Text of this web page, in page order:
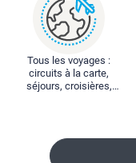
Tous les voyages :
circuits à la carte,
séjours, croisières,